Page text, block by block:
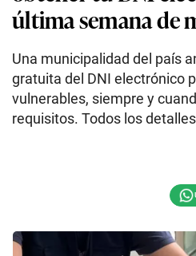
última semana de
Una municipalidad del país
gratuita del DNI electrónico
vulnerables, siempre y
requisitos. Todos los